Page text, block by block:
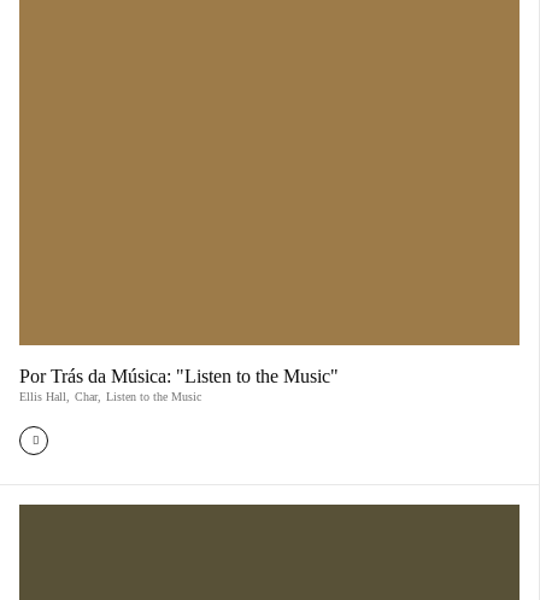
Por Trás da Música: "Listen to the Music"
Ellis Hall Char, Listen to the Music